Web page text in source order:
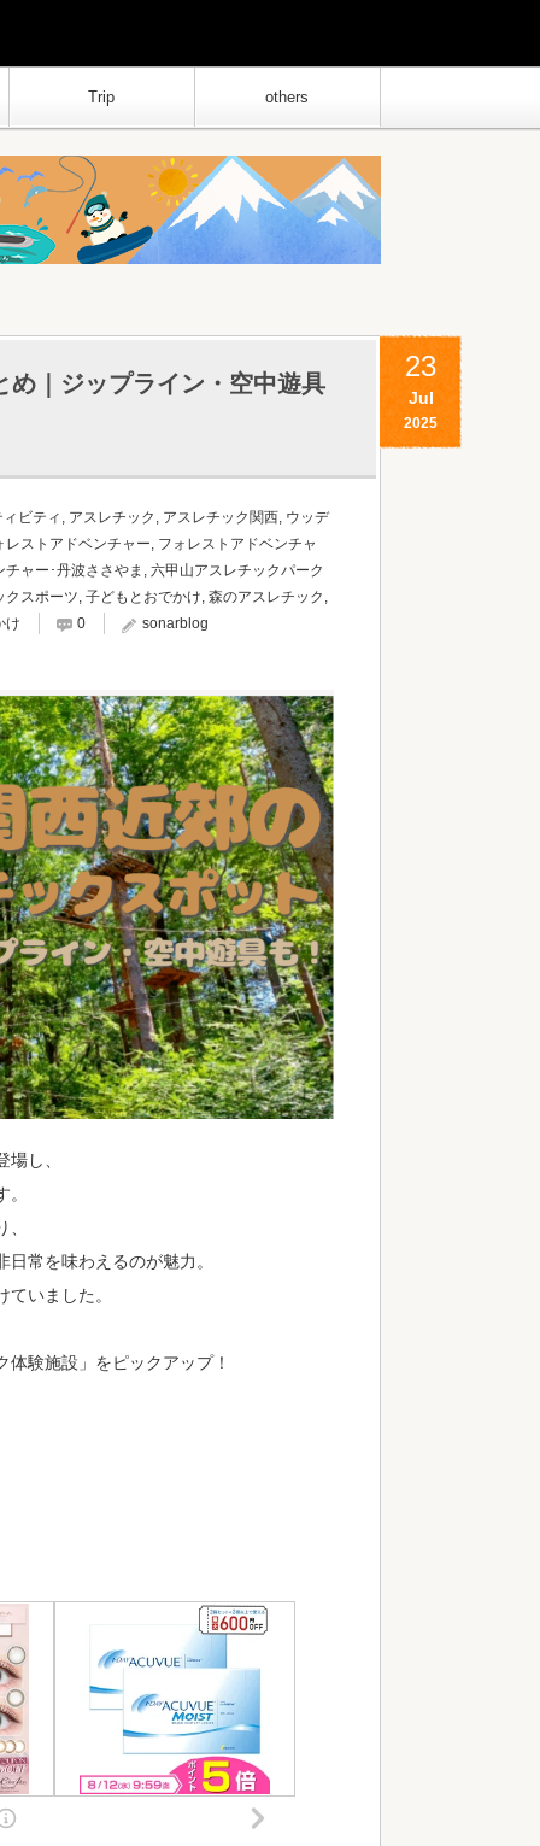
Trip others
23
Jul
2025
め｜ジップライン・空中遊具
ビティ , アスレチック , アスレチック関西, ウッデ
レストアドベンチャー, フォレストアドベンチャ
ャー･丹波ささやま , 六甲山アスレチックパーク
クスポーツ, 子どもとおでかけ, 森のアスレチック ,
け
0 sonarblog
し、
常を味わえるのが魅力。
いました。
験施設」をピックアップ！